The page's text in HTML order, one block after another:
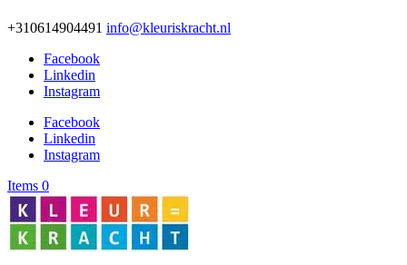
+310614904491 info@kleuriskracht.nl
Facebook
Linkedin
Instagram
Facebook
Linkedin
Instagram
Items 0